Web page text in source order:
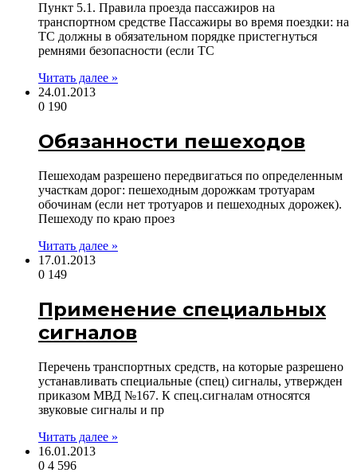
Пункт 5.1. Правила проезда пассажиров на
транспортном средстве Пассажиры во время поездки: на
ТС должны в обязательном порядке пристегнуться
ремнями безопасности (если ТС
Читать далее »
24.01.2013
0 190
Обязанности пешеходов
Пешеходам разрешено передвигаться по определенным
участкам дорог: пешеходным дорожкам тротуарам
обочинам (если нет тротуаров и пешеходных дорожек).
Пешеходу по краю проез
Читать далее »
17.01.2013
0 149
Применение специальных
сигналов
Перечень транспортных средств, на которые разрешено
устанавливать специальные (спец) сигналы, утвержден
приказом МВД №167. К спец.сигналам относятся
звуковые сигналы и пр
Читать далее »
16.01.2013
0 4 596